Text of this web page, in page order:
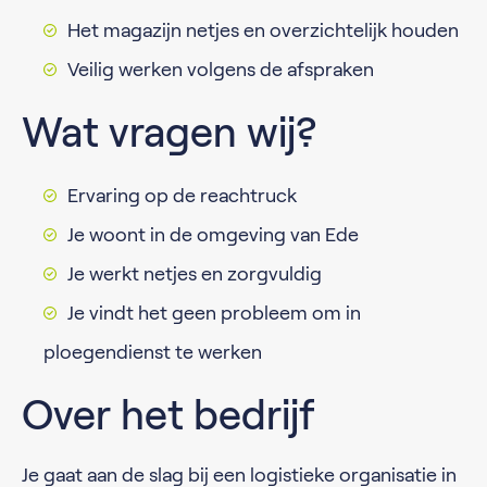
Het magazijn netjes en overzichtelijk houden
Veilig werken volgens de afspraken
Wat vragen wij?
Ervaring op de reachtruck
Je woont in de omgeving van Ede
Je werkt netjes en zorgvuldig
Je vindt het geen probleem om in
ploegendienst te werken
Over het bedrijf
Je gaat aan de slag bij een logistieke organisatie in